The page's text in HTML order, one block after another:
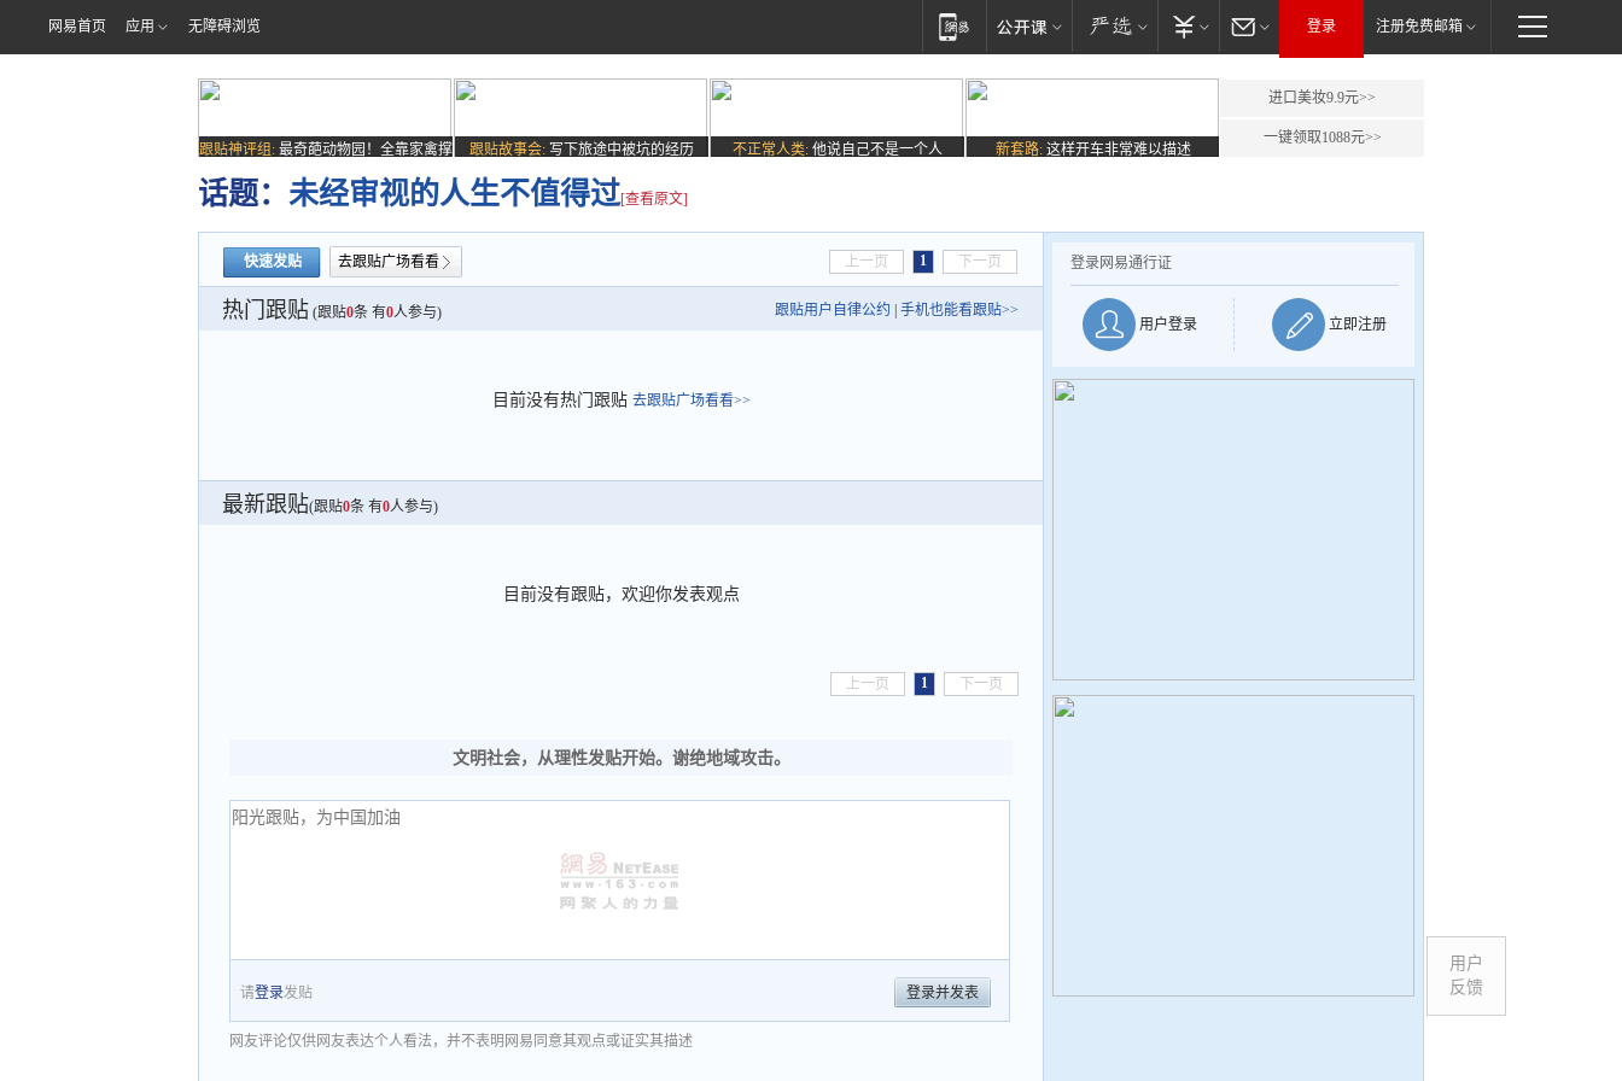
网易首页 应用 无障碍浏览 登录 注册免费邮箱
跟贴神评组: 最奇葩动物园！全靠家禽撑
场子
跟贴故事会: 写下旅途中被坑的经历 不正常人类: 他说自己不是一个人 新套路: 这样开车非常难以描述
进口美妆9.9元>>
一键领取1088元>>
话题： 未经审视的人生不值得过[查看原文]
快速发贴 去跟贴广场看看 上一页 1 下一页
热门跟贴 (跟贴0条 有0人参与) 跟贴用户自律公约 手机也能看跟贴>>
目前没有热门跟贴 去跟贴广场看看>>
最新跟贴(跟贴0条 有0人参与)
目前没有跟贴，欢迎你发表观点
上一页 1 下一页
文明社会，从理性发贴开始。谢绝地域攻击。
请登录发贴 登录并发表
网友评论仅供网友表达个人看法，并不表明网易同意其观点或证实其描述
登录网易通行证
用户登录 立即注册
用户
反馈